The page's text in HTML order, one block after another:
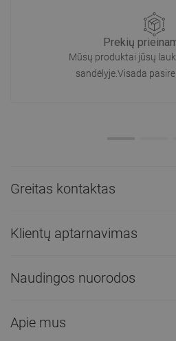
Prekių
Mūsų produktai jūsų
sandėlyje.Visada
Greitas kontaktas
Klientų aptarnavimas
Naudingos nuorodos
Apie mus